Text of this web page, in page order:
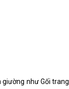
giường như Gối trang